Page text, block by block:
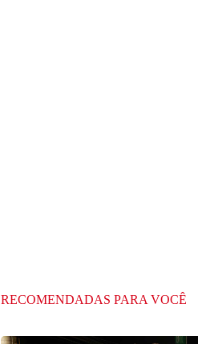
RECOMENDADAS PARA VOCÊ